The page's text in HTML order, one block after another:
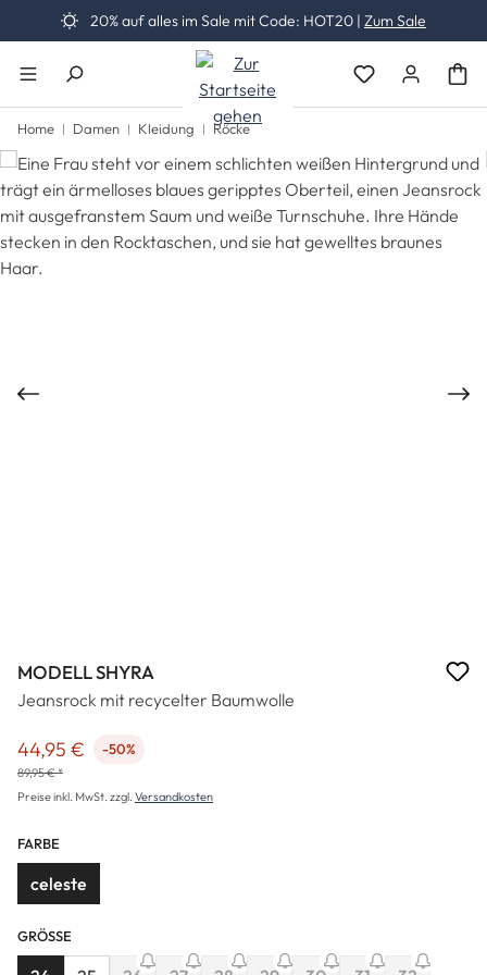
Zum Hauptinhalt springen
20% auf alles im Sale mit Code: HOT20 | Zum Sale
Du hast 0
Home Damen Kleidung Röcke
Bildergalerie überspringen
MODELL SHYRA
Jeansrock mit recycelter Baumwolle
Verkaufspreis:
44,95 € -50%
89,95 € *
Preise inkl. MwSt. zzgl. Versandkosten
FARBE
celeste
GRÖSSE